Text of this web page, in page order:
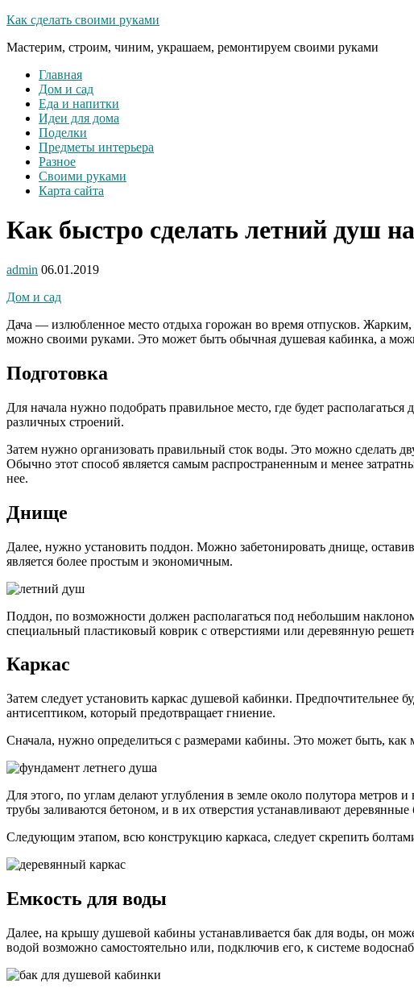
Как сделать своими руками
Мастерим, строим, чиним, украшаем, ремонтируем своими руками
Главная
Дом и сад
Еда и напитки
Идеи для дома
Поделки
Предметы интерьера
Разное
Своими руками
Карта сайта
Как быстро сделать летний душ
admin 06.01.2019
Дом и сад
Дача — излюбленное место отдыха горожан во время отпусков.
можно своими руками. Это может быть обычная душевая кабинка, а
Подготовка
Для начала нужно подобрать правильное место, где будет
различных строений.
Затем нужно организовать правильный сток воды. Это можно сделать
Обычно этот способ является самым распространенным и менее
нее.
Днище
Далее, нужно установить поддон. Можно забетонировать днище,
является более простым и экономичным.
Поддон, по возможности должен располагаться под небольшим
специальный пластиковый коврик с отверстиями или деревянную
Каркас
Затем следует установить каркас душевой кабинки. Предпочтительнее
антисептиком, который предотвращает гниение.
Сначала, нужно определиться с размерами кабины. Это может быть,
Для этого, по углам делают углубления в земле около полутора
трубы заливаются бетоном, и в их отверстия устанавливают деревянные
Следующим этапом, всю конструкцию каркаса, следует скрепить
Емкость для воды
Далее, на крышу душевой кабины устанавливается бак для воды, он
водой возможно самостоятельно или, подключив его, к системе